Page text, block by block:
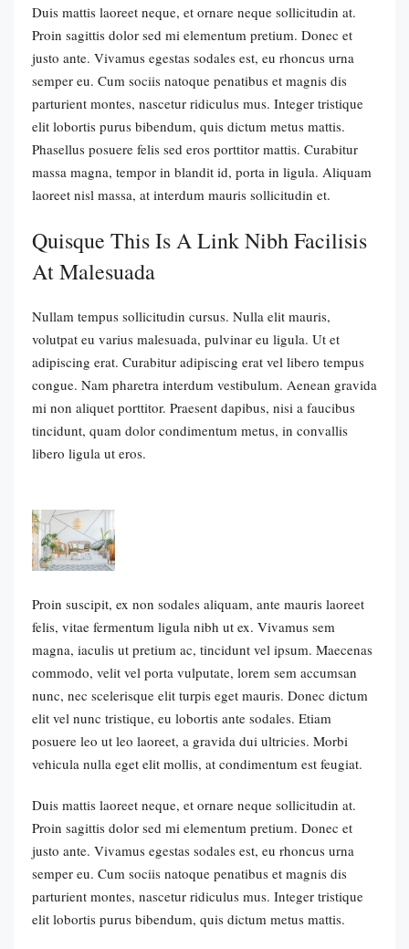
Duis mattis laoreet neque, et ornare neque sollicitudin at.
Proin sagittis dolor sed mi elementum pretium. Donec et
justo ante. Vivamus egestas sodales est, eu rhoncus urna
semper eu. Cum sociis natoque penatibus et magnis dis
parturient montes, nascetur ridiculus mus. Integer tristique
elit lobortis purus bibendum, quis dictum metus mattis.
Phasellus posuere felis sed eros porttitor mattis. Curabitur
massa magna, tempor in blandit id, porta in ligula. Aliquam
laoreet nisl massa, at interdum mauris sollicitudin et.
Quisque This Is A Link Nibh Facilisis
At Malesuada
Nullam tempus sollicitudin cursus. Nulla elit mauris,
volutpat eu varius malesuada, pulvinar eu ligula. Ut et
adipiscing erat. Curabitur adipiscing erat vel libero tempus
congue. Nam pharetra interdum vestibulum. Aenean gravida
mi non aliquet porttitor. Praesent dapibus, nisi a faucibus
tincidunt, quam dolor condimentum metus, in convallis
libero ligula ut eros.
Proin suscipit, ex non sodales aliquam, ante mauris laoreet
felis, vitae fermentum ligula nibh ut ex. Vivamus sem
magna, iaculis ut pretium ac, tincidunt vel ipsum. Maecenas
commodo, velit vel porta vulputate, lorem sem accumsan
nunc, nec scelerisque elit turpis eget mauris. Donec dictum
elit vel nunc tristique, eu lobortis ante sodales. Etiam
posuere leo ut leo laoreet, a gravida dui ultricies. Morbi
vehicula nulla eget elit mollis, at condimentum est feugiat.
Duis mattis laoreet neque, et ornare neque sollicitudin at.
Proin sagittis dolor sed mi elementum pretium. Donec et
justo ante. Vivamus egestas sodales est, eu rhoncus urna
semper eu. Cum sociis natoque penatibus et magnis dis
parturient montes, nascetur ridiculus mus. Integer tristique
elit lobortis purus bibendum, quis dictum metus mattis.